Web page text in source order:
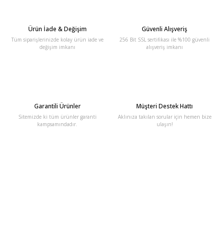
Ürün İade & Değişim
Tüm siparişlerinizde kolay ürün iade ve
değişim imkanı
Güvenli Alışveriş
256 Bit SSL sertifikası ile %100 güvenli
alışveriş imkanı
Garantili Ürünler
Sitemizde ki tüm ürünler garanti
kampsamındadır.
Müşteri Destek Hattı
Aklınıza takılan sorular için hemen bize
ulaşın!